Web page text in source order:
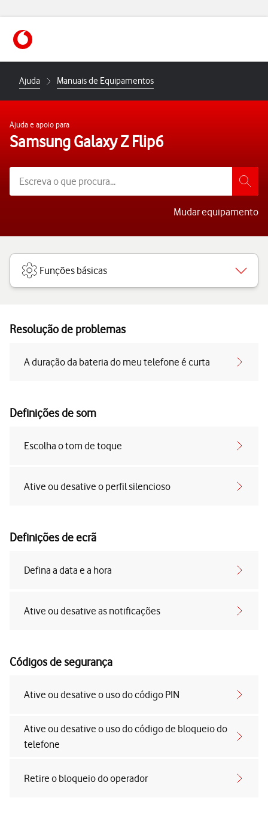
https://www.vodafone.pt
Ajuda Manuais de Equipamentos
Ajuda e apoio para
Samsung Galaxy Z Flip6
Mudar equipamento
Funções básicas
Resolução de problemas
A duração da bateria do meu telefone é curta
Definições de som
Escolha o tom de toque
Ative ou desative o perfil silencioso
Definições de ecrã
Defina a data e a hora
Ative ou desative as notificações
Códigos de segurança
Ative ou desative o uso do código PIN
Ative ou desative o uso do código de bloqueio do
telefone
Retire o bloqueio do operador